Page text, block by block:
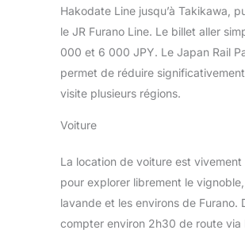
Hakodate Line jusqu’à Takikawa,
le JR Furano Line. Le billet aller
000 et 6 000 JPY. Le Japan Rail
permet de réduire significativement
visite plusieurs régions.
Voiture
La location de voiture est
pour explorer librement le
lavande et les environs de Furano.
compter environ 2h30 de route via